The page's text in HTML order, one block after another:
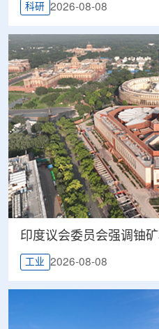
科研 2026-08-08
印度议会委员会强调铀
工业 2026-08-08